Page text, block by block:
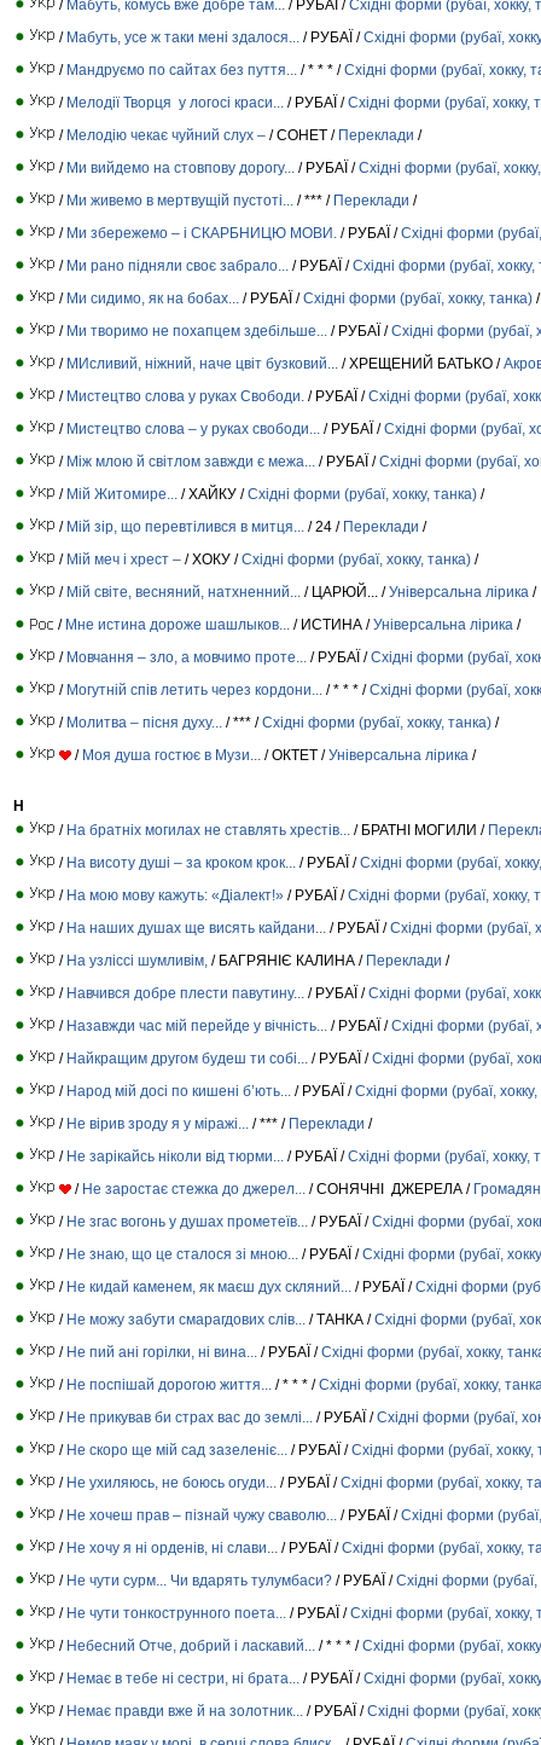
/ Мабуть, комусь вже добре там... / РУБАЇ /Східні форми (рубаї, хокку,
/ Мабуть, усе ж таки мені здалося... / РУБАЇ /Східні форми (рубаї,
/ Мандруємо по сайтах без пуття... / * * * /Східні форми (рубаї, хокку,
/ Мелодії Творця у логосі краси... / РУБАЇ /Східні форми (рубаї, хокку,
/ Мелодію чекає чуйний слух – / СОНЕТ / Переклади /
/ Ми вийдемо на стовпову дорогу... / РУБАЇ /Східні форми (рубаї,
/ Ми живемо в мертвущій пустоті... / *** / Переклади /
/ Ми збережемо – і СКАРБНИЦЮ МОВИ. / РУБАЇ /Східні форми
/ Ми рано підняли своє забрало... / РУБАЇ /Східні форми (рубаї, хокку,
/ Ми сидимо, як на бобах... / РУБАЇ /Східні форми (рубаї, хокку, танка) /
/ Ми творимо не похапцем здебільше... / РУБАЇ /Східні форми (рубаї,
/ МИсливий, ніжний, наче цвіт бузковий... / ХРЕЩЕНИЙ БАТЬКО /
/ Мистецтво слова у руках Свободи. / РУБАЇ /Східні форми (рубаї,
/ Мистецтво слова – у руках свободи... / РУБАЇ /Східні форми (рубаї,
/ Між млою й світлом завжди є межа... / РУБАЇ /Східні форми (рубаї,
/ Мій Житомире... / ХАЙКУ /Східні форми (рубаї, хокку, танка) /
/ Мій зір, що перевтілився в митця... / 24 / Переклади /
/ Мій меч і хрест – / ХОКУ /Східні форми (рубаї, хокку, танка) /
/ Мій світе, весняний, натхненний... / ЦАРЮЙ... /Універсальна лірика /
/ Мне истина дороже шашлыков... / ИСТИНА /Універсальна лірика /
/ Мовчання – зло, а мовчимо проте... / РУБАЇ /Східні форми (рубаї,
/ Могутній спів летить через кордони... / * * * /Східні форми (рубаї,
/ Молитва – пісня духу... / *** /Східні форми (рубаї, хокку, танка) /
/ Моя душа гостює в Музи... / ОКТЕТ /Універсальна лірика /
Н
/ На братніх могилах не ставлять хрестів... / БРАТНІ МОГИЛИ /
/ На висоту душі – за кроком крок... / РУБАЇ /Східні форми (рубаї,
/ На мою мову кажуть: «Діалект!» / РУБАЇ /Східні форми (рубаї, хокку,
/ На наших душах ще висять кайдани... / РУБАЇ /Східні форми (рубаї,
/ На узліссі шумливім, / БАГРЯНІЄ КАЛИНА / Переклади /
/ Навчився добре плести павутину... / РУБАЇ /Східні форми (рубаї,
/ Назавжди час мій перейде у вічність... / РУБАЇ /Східні форми (рубаї,
/ Найкращим другом будеш ти собі... / РУБАЇ /Східні форми (рубаї,
/ Народ мій досі по кишені б’ють... / РУБАЇ /Східні форми (рубаї,
/ Не вірив зроду я у міражі... / *** / Переклади /
/ Не зарікайсь ніколи від тюрми... / РУБАЇ /Східні форми (рубаї, хокку,
/ Не заростає стежка до джерел... / СОНЯЧНІ ДЖЕРЕЛА /
/ Не згас вогонь у душах прометеїв... / РУБАЇ /Східні форми (рубаї,
/ Не знаю, що це сталося зі мною... / РУБАЇ /Східні форми (рубаї,
/ Не кидай каменем, як маєш дух скляний... / РУБАЇ /Східні форми
/ Не можу забути смарагдових слів... / ТАНКА /Східні форми (рубаї,
/ Не пий ані горілки, ні вина... / РУБАЇ /Східні форми (рубаї, хокку,
/ Не поспішай дорогою життя... / * * * /Східні форми (рубаї, хокку,
/ Не прикував би страх вас до землі... / РУБАЇ /Східні форми (рубаї,
/ Не скоро ще мій сад зазеленіє... / РУБАЇ /Східні форми (рубаї, хокку,
/ Не ухиляюсь, не боюсь огуди... / РУБАЇ /Східні форми (рубаї, хокку,
/ Не хочеш прав – пізнай чужу сваволю... / РУБАЇ /Східні форми
/ Не хочу я ні орденів, ні слави... / РУБАЇ /Східні форми (рубаї, хокку,
/ Не чути сурм... Чи вдарять тулумбаси? / РУБАЇ /Східні форми (рубаї,
/ Не чути тонкострунного поета... / РУБАЇ /Східні форми (рубаї, хокку,
/ Небесний Отче, добрий і ласкавий... / * * * /Східні форми (рубаї,
/ Немає в тебе ні сестри, ні брата... / РУБАЇ /Східні форми (рубаї,
/ Немає правди вже й на золотник... / РУБАЇ /Східні форми (рубаї,